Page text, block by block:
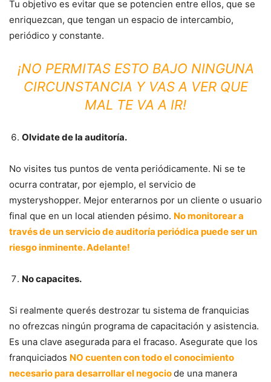
Tu objetivo es evitar que se potencien entre ellos, que se
enriquezcan, que tengan un espacio de intercambio,
periódico y constante.
¡NO PERMITAS ESTO BAJO NINGUNA
CIRCUNSTANCIA Y VAS A VER QUE
MAL TE VA A IR!
Olvidate de la auditoría.
No visites tus puntos de venta periódicamente. Ni se te
ocurra contratar, por ejemplo, el servicio de
mysteryshopper. Mejor enterarnos por un cliente o usuario
final que en un local atienden pésimo. No monitorear a
través de un servicio de auditoría periódica puede ser un
riesgo inminente. Adelante!
No capacites.
Si realmente querés destrozar tu sistema de franquicias
no ofrezcas ningún programa de capacitación y asistencia.
Es una clave asegurada para el fracaso. Asegurate que los
franquiciados NO cuenten con todo el conocimiento
necesario para desarrollar el negociode una manera